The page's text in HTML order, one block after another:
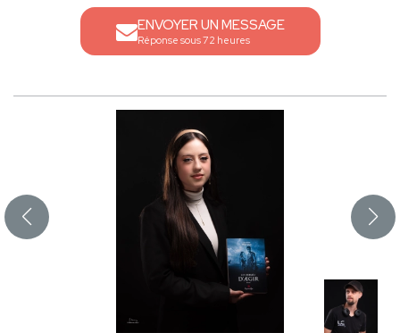
ENVOYER UN MESSAGE
Réponse sous 72 heures